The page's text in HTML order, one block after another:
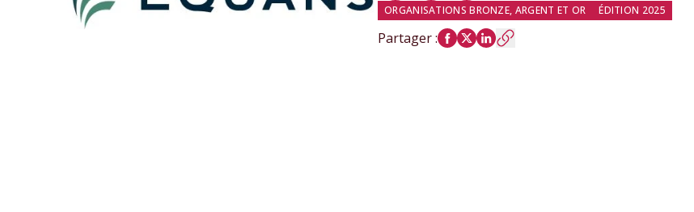
ORGANISATIONS BRONZE, ARGENT ET OR ÉDITION 2025
Partager: